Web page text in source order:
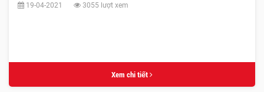
19-04-2021 3055 lượt xem
Xem chi tiết